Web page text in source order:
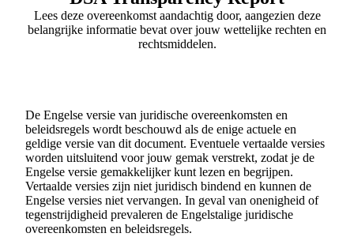
Lees deze overeenkomst aandachtig door, aangezien deze
belangrijke informatie bevat over jouw wettelijke rechten en
rechtsmiddelen.
De Engelse versie van juridische overeenkomsten en
beleidsregels wordt beschouwd als de enige actuele en
geldige versie van dit document. Eventuele vertaalde versies
worden uitsluitend voor jouw gemak verstrekt, zodat je de
Engelse versie gemakkelijker kunt lezen en begrijpen.
Vertaalde versies zijn niet juridisch bindend en kunnen de
Engelse versies niet vervangen. In geval van onenigheid of
tegenstrijdigheid prevaleren de Engelstalige juridische
overeenkomsten en beleidsregels.